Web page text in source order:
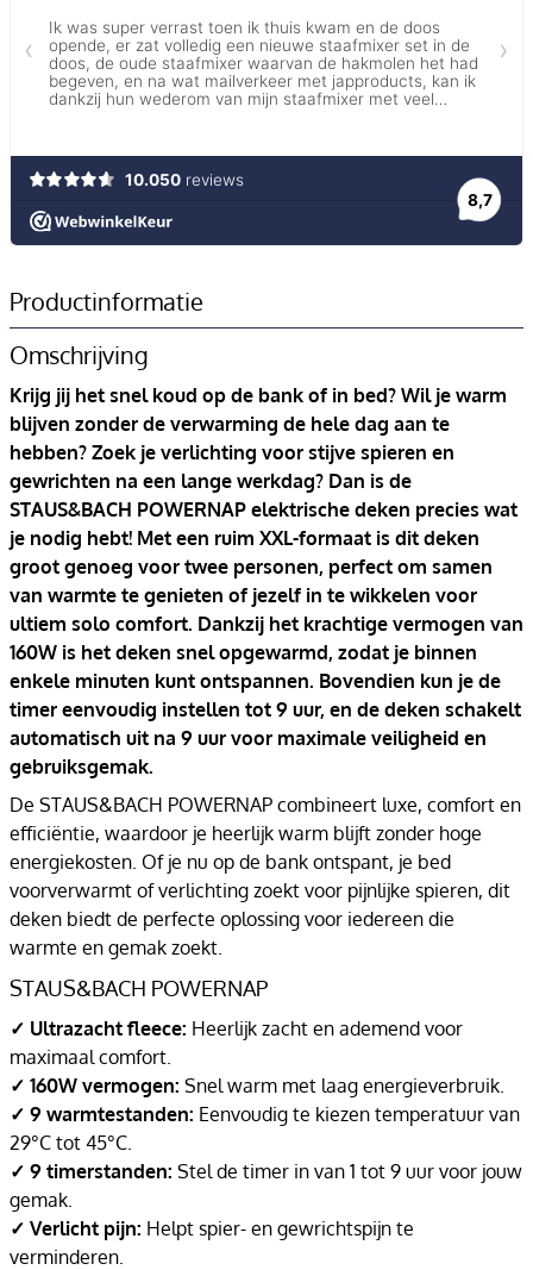
Productinformatie
Omschrijving
Krijg jij het snel koud op de bank of in bed? Wil je warm
blijven zonder de verwarming de hele dag aan te
hebben? Zoek je verlichting voor stijve spieren en
gewrichten na een lange werkdag? Dan is de
STAUS&BACH POWERNAP elektrische deken precies wat
je nodig hebt! Met een ruim XXL-formaat is dit deken
groot genoeg voor twee personen, perfect om samen
van warmte te genieten of jezelf in te wikkelen voor
ultiem solo comfort. Dankzij het krachtige vermogen van
160W is het deken snel opgewarmd, zodat je binnen
enkele minuten kunt ontspannen. Bovendien kun je de
timer eenvoudig instellen tot 9 uur, en de deken schakelt
automatisch uit na 9 uur voor maximale veiligheid en
gebruiksgemak.
De STAUS&BACH POWERNAP combineert luxe, comfort en
efficiëntie, waardoor je heerlijk warm blijft zonder hoge
energiekosten. Of je nu op de bank ontspant, je bed
voorverwarmt of verlichting zoekt voor pijnlijke spieren, dit
deken biedt de perfecte oplossing voor iedereen die
warmte en gemak zoekt.
STAUS&BACH POWERNAP
✓ Ultrazacht fleece: Heerlijk zacht en ademend voor
maximaal comfort.
✓ 160W vermogen: Snel warm met laag energieverbruik.
✓ 9 warmtestanden: Eenvoudig te kiezen temperatuur van
29°C tot 45°C.
✓ 9 timerstanden: Stel de timer in van 1 tot 9 uur voor jouw
gemak.
✓ Verlicht pijn: Helpt spier- en gewrichtspijn te
verminderen.